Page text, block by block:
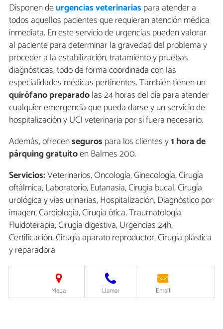
Disponen deurgencias veterinarias para atender a
todos aquellos pacientes que requieran atención médica
inmediata. En este servicio de urgencias pueden valorar
al paciente para determinar la gravedad del problema y
proceder a la estabilización, tratamiento y pruebas
diagnósticas, todo de forma coordinada con las
especialidades médicas pertinentes. También tienen un
quirófano preparadolas 24 horas del día para atender
cualquier emergencia que pueda darse y un servicio de
hospitalización y UCI veterinaria por si fuera necesario.
Además, ofrecenseguros para los clientes y1 hora de
párquinggratuitoen Balmes 200.
Servicios:Veterinarios, Oncología, Ginecología, Cirugía
oftálmica, Laboratorio, Eutanasia, Cirugía bucal, Cirugía
urológica y vías urinarias, Hospitalización, Diagnóstico por
imagen, Cardiología, Cirugía ótica, Traumatología,
Fluidoterapia, Cirugía digestiva, Urgencias 24h,
Certificación, Cirugía aparato reproductor, Cirugía plástica
y reparadora
Mapa Llamar Email